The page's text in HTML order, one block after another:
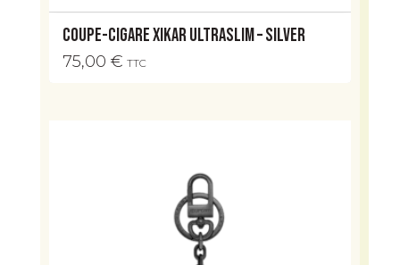
Coupe-cigare Xikar UltraSlim – Silver
75,00 € TTC